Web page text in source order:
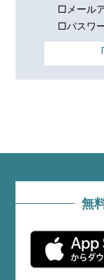
□メール
□パスワ
無